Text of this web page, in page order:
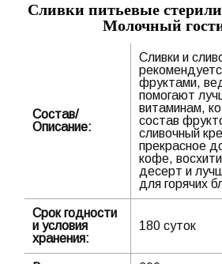
Сливки питьевые
Молочный
Состав/
Описание:
Сливки и
фруктами,
помогают
витаминам,
состав
сливочный
прекрасное
кофе,
десерт и
для горячих
Срок годности
и условия
хранения:
180 суток